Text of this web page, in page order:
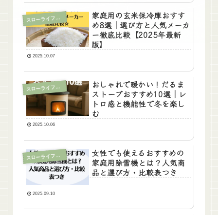
ス ローライフに役立つ情報
家庭用の玄米保冷庫おすす
め8選｜選び方と人気メーカ
ー徹底比較【2025年最新
版】
2025.10.07
ス
ローライフな日常
おしゃれで暖かい！だるま
ストーブおすすめ10選｜レ
トロ感と機能性で冬を楽し
む
2025.10.06
ス ローライフに役立つ情報
女性でも使えるおすすめの
家庭用除雪機とは？人気商
品と選び方・比較表つき
2025.09.10